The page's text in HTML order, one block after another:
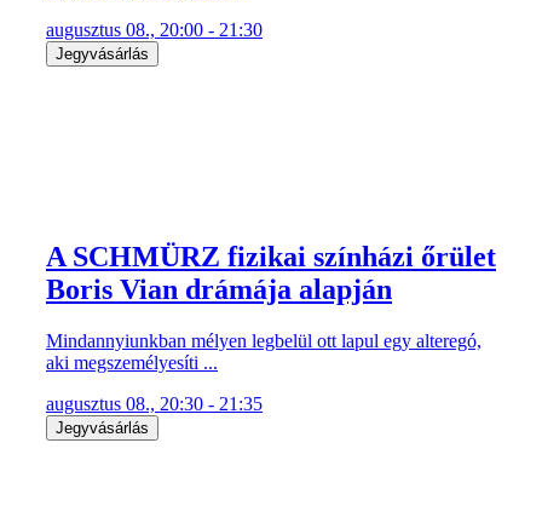
augusztus 08., 20:00 - 21:30
Jegyvásárlás
A SCHMÜRZ fizikai színházi őrület
Boris Vian drámája alapján
Mindannyiunkban mélyen legbelül ott lapul egy alteregó,
aki megszemélyesíti ...
augusztus 08., 20:30 - 21:35
Jegyvásárlás